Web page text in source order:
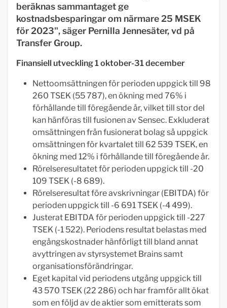
beräknas sammantaget ge
kostnadsbesparingar om närmare 25 MSEK
för 2023", säger Pernilla Jennesäter, vd på
Transfer Group.
Finansiell utveckling 1 oktober-31 december
Nettoomsättningen för perioden uppgick till 98
260 TSEK (55 787), en ökning med 76% i
förhållande till föregående år, vilket till stor del
kan hänföras till fusionen av Sensec. Exkluderat
omsättningen från fusionerat bolag så uppgick
omsättningen för kvartalet till 62 539 TSEK, en
ökning med 12% i förhållande till föregående år.
Rörelseresultatet för perioden uppgick till -20
109 TSEK (-8 689).
Rörelseresultat före avskrivningar (EBITDA) för
perioden uppgick till -6 691 TSEK (-4 499).
Justerat EBITDA för perioden uppgick till -227
TSEK (-1 522). Periodens resultat belastas med
engångskostnader hänförligt till bland annat
avyttringen av styrsystemet Brains samt
organisationsförändringar.
Eget kapital vid periodens utgång uppgick till
43 570 TSEK (22 286) och har framför allt ökat
som en följd av de aktier som emitterats som